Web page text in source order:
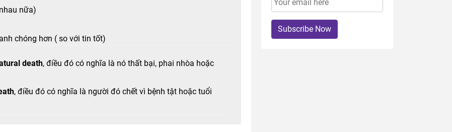
nữa)
chóng hơn ( so với tin tốt)
death, điều đó có nghĩa là nó thất bại, phai nhòa hoặc
, điều đó có nghĩa là người đó chết vì bệnh tật hoặc tuổi
Subscribe Now